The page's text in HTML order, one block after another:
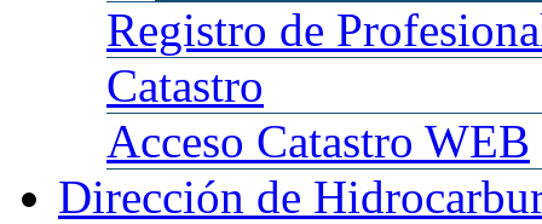
Registro de
Catastro
Acceso Catastro WEB
Dirección de